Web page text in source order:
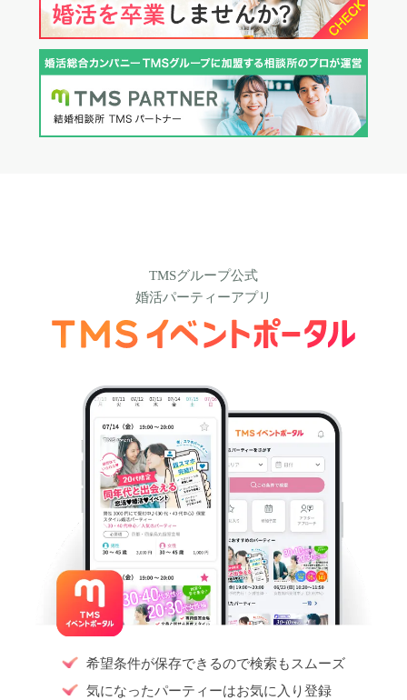
TMSグループ公式
婚活パーティーアプリ
希望条件が保存できるので検索もスムーズ
気になったパーティーはお気に入り登録